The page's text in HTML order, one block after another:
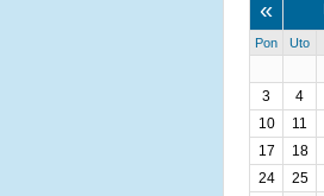
«
Pon Uto
3
4
10
11
17
18
24
25